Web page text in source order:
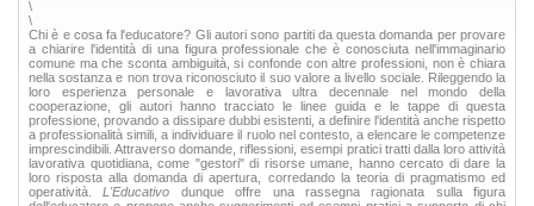
\
\
Chi è e cosa fa l'educatore? Gli autori sono partiti da questa domanda per provare
a chiarire l'identità di una figura professionale che è conosciuta nell'immaginario
comune ma che sconta ambiguità, si confonde con altre professioni, non è chiara
nella sostanza e non trova riconosciuto il suo valore a livello sociale. Rileggendo la
loro esperienza personale e lavorativa ultra decennale nel mondo della
cooperazione, gli autori hanno tracciato le linee guida e le tappe di questa
professione, provando a dissipare dubbi esistenti, a definire l'identità anche rispetto
a professionalità simili, a individuare il ruolo nel contesto, a elencare le competenze
imprescindibili. Attraverso domande, riflessioni, esempi pratici tratti dalla loro attività
lavorativa quotidiana, come "gestori" di risorse umane, hanno cercato di dare la
loro risposta alla domanda di apertura, corredando la teoria di pragmatismo ed
operatività.L'Educativo dunque offre una rassegna ragionata sulla figura